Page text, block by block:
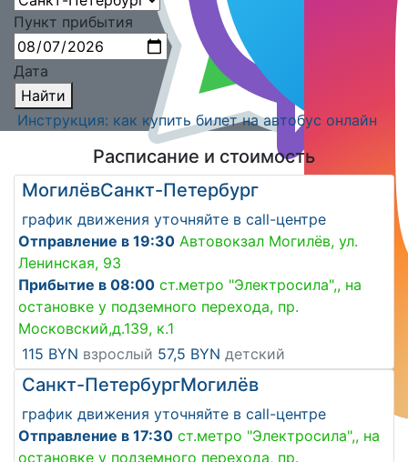
Пункт прибытия
Дата
Найти
Инструкция: как купить билет на автобус онлайн
Расписание и стоимость
МогилёвСанкт-Петербург
график движения уточняйте в call-центре
Отправление в 19:30 Автовокзал Могилёв, ул.
Ленинская, 93
Прибытие в 08:00 ст.метро "Электросила",, на
остановке у подземного перехода, пр.
Московский,д.139, к.1
115 BYN взрослый 57,5 BYN детский
Санкт-ПетербургМогилёв
график движения уточняйте в call-центре
Отправление в 17:30 ст.метро "Электросила",, на
остановке у подземного перехода, пр.